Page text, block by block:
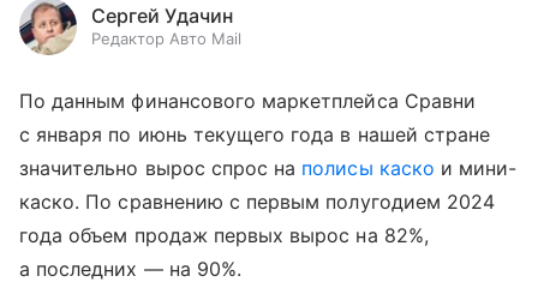
Сергей Удачин
Редактор Авто Mail
По данным финансового маркетплейса Сравни
с января по июнь текущего года в нашей стране
значительно вырос спрос на полисы каско и мини-
каско. По сравнению с первым полугодием 2024
года объем продаж первых вырос на 82%,
а последних — на 90%.